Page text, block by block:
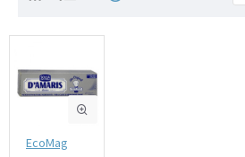
EcoMag